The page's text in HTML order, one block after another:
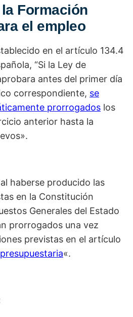
Formación
el empleo
en el artículo 134.4
“Si la Ley de
antes del primer día
correspondiente, se
prorrogados los
anterior hasta la
haberse producido las
en la Constitución
Generales del Estado
prorrogados una vez
previstas en el artículo
«.